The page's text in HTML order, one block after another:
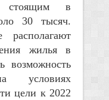
стоящим в
30 тысяч.
жилья в
возможность
условиях
цели к 2022